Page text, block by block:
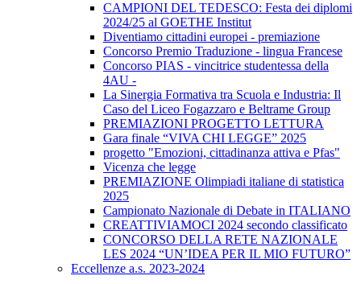
CAMPIONI DEL TEDESCO: Festa dei diplomi
2024/25 al GOETHE Institut
Diventiamo cittadini europei - premiazione
Concorso Premio Traduzione - lingua Francese
Concorso PIAS - vincitrice studentessa della
4AU -
La Sinergia Formativa tra Scuola e Industria: Il
Caso del Liceo Fogazzaro e Beltrame Group
PREMIAZIONI PROGETTO LETTURA
Gara finale “VIVA CHI LEGGE” 2025
progetto "Emozioni, cittadinanza attiva e Pfas"
Vicenza che legge
PREMIAZIONE Olimpiadi italiane di statistica
2025
Campionato Nazionale di Debate in ITALIANO
CREATTIVIAMOCI 2024 secondo classificato
CONCORSO DELLA RETE NAZIONALE
LES 2024 “UN’IDEA PER IL MIO FUTURO”
Eccellenze a.s. 2023-2024